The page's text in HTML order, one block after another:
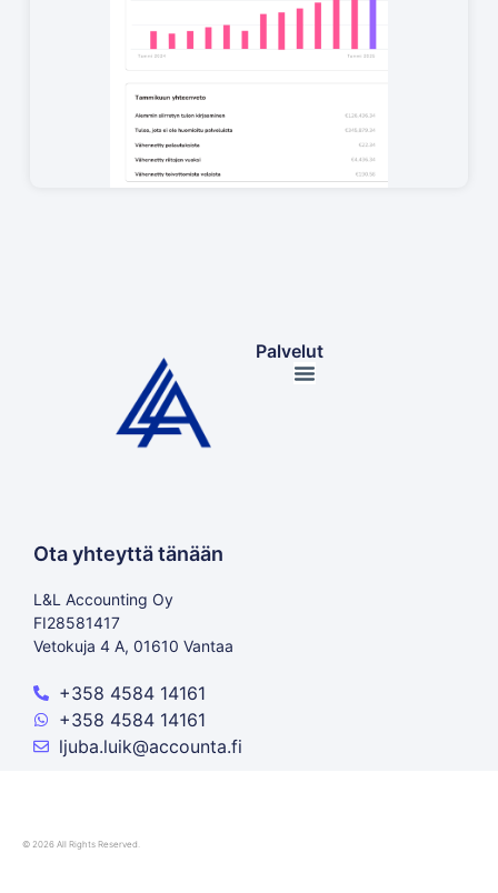
Palvelut
Ota yhteyttä tänään
L&L Accounting Oy
FI28581417
Vetokuja 4 A, 01610 Vantaa
+358 4584 14161
+358 4584 14161
ljuba.luik@accounta.fi
© 2026 All Rights Reserved.